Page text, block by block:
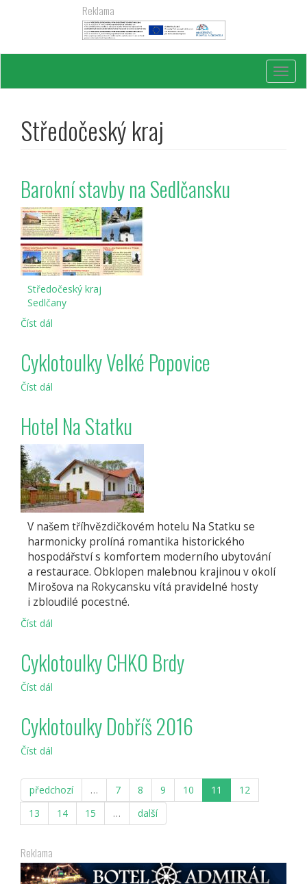
Reklama
Středočeský kraj
Barokní stavby na Sedlčansku
Středočeský kraj
Sedlčany
Číst dál
Sedlčansku
Cyklotoulky Velké Popovice
Číst dál
Hotel Na Statku
V našem tříhvězdičkovém hotelu Na Statku se
harmonicky prolíná romantika historického
hospodářství s komfortem moderního ubytování
a restaurace. Obklopen malebnou krajinou v okolí
Mirošova na Rokycansku vítá pravidelné hosty
i zbloudilé pocestné.
Číst dál
Cyklotoulky CHKO Brdy
Číst dál
Cyklotoulky Dobříš 2016
Číst dál
2016
předchozí
… 7 8 9 10 11
12
13
14 15 … další
Reklama